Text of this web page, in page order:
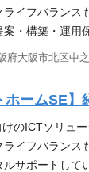
イフバラン
・構築・運
ワーク設計/構
関する一般的
ルスケア業界
府大阪市北区中
ームSE
のICTソリュ
イフバラン
サポートし